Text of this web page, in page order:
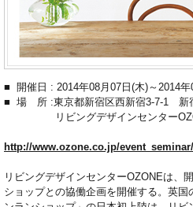
■ 開催日 : 2014年08月07日(木)～2014年
■ 場 所 :東京都新宿区西新宿3-7-1 新
リビングデザインセンター
http://www.ozone.co.jp/
リビングデザインセンターOZONEは、
ショップとの協働企画を開催する。英